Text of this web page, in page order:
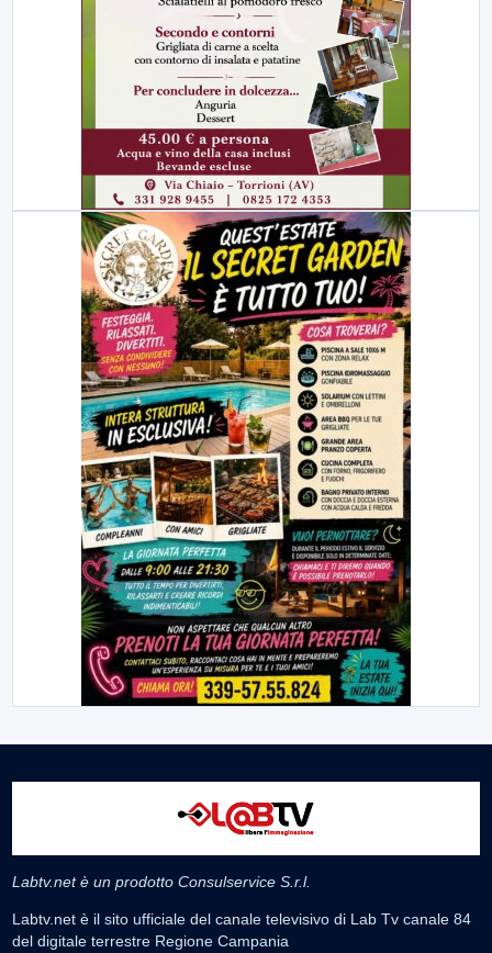
Labtv.net è un prodotto Consulservice S.r.l.
Labtv.net è il sito ufficiale del canale televisivo di Lab Tv canale 84
del digitale terrestre Regione Campania